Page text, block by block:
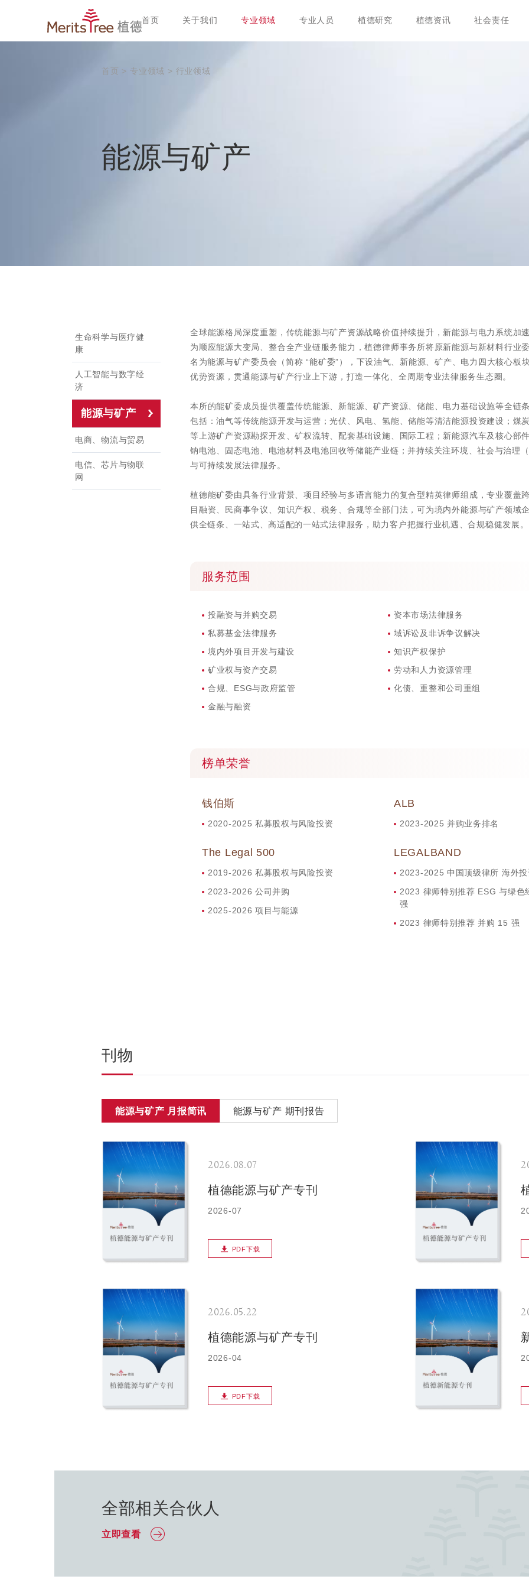
首页 关于我们 专业领域 专业人员 植德研究 植德资讯 社会责任
首页 > 专业领域 > 行业领域
能源与矿产
生命科学与医疗健
康
人工智能与数字经
济
能源与矿产
电商、物流与贸易
电信、芯片与物联
网
全球能源格局深度重塑，传统能源与矿产资源战略价值持续提升，新能源与电力系统加
为顺应能源大变局、整合全产业链服务能力，植德律师事务所将原新能源与新材料行业
名为能源与矿产委员会（简称 “能矿委”），下设油气、新能源、矿产、电力四大核心板
优势资源，贯通能源与矿产行业上下游，打造一体化、全周期专业法律服务生态圈。​
本所的能矿委成员提供覆盖传统能源、新能源、矿产资源、储能、电力基础设施等全链
包括：油气等传统能源开发与运营；光伏、风电、氢能、储能等清洁能源投资建设；煤
等上游矿产资源勘探开发、矿权流转、配套基础设施、国际工程；新能源汽车及核心部
钠电池、固态电池、电池材料及电池回收等储能产业链；并持续关注环境、社会与治理
与可持续发展法律服务。​
植德能矿委由具备行业背景、项目经验与多语言能力的复合型精英律师组成，专业覆盖
目融资、民商事争议、知识产权、税务、合规等全部门法，可为境内外能源与矿产领域
供全链条、一站式、高适配的一站式法律服务，助力客户把握行业机遇、合规稳健发展。
服务范围
投融资与并购交易
私募基金法律服务
境内外项目开发与建设
矿业权与资产交易
合规、ESG与政府监管
金融与融资
资本市场法律服务
域诉讼及非诉争议解决
知识产权保护
劳动和人力资源管理
化债、重整和公司重组
榜单荣誉
钱伯斯
2020-2025 私募股权与风险投资
The Legal 500
2019-2026 私募股权与风险投资
2023-2026 公司并购
2025-2026 项目与能源
ALB
2023-2025 并购业务排名
LEGALBAND
2023-2025 中国顶级律所 海外
2023 律师特别推荐 ESG 与绿色
强
2023 律师特别推荐 并购 15 强
刊物
能源与矿产 月报简讯 能源与矿产 期刊报告
2026.08.07
植德能源与矿产专刊
2026-07
PDF下载
2026.05.22
植德能源与矿产专刊
2026-04
PDF下载
全部相关合伙人
立即查看